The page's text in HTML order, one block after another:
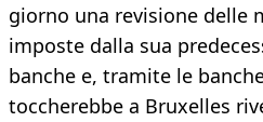
giorno una revisione delle
imposte dalla sua
banche e, tramite le
toccherebbe a Bruxelles